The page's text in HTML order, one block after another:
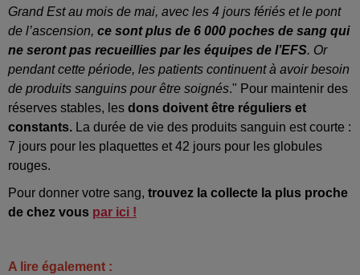
Grand Est au mois de mai, avec les 4 jours fériés et le pont
de l’ascension, ce sont plus de 6 000 poches de sang qui
ne seront pas recueillies par les équipes de l’EFS. Or
pendant cette période, les patients continuent à avoir besoin
de produits sanguins pour être soignés." Pour maintenir des
réserves stables, les dons doivent être réguliers et
constants. La durée de vie des produits sanguin est courte :
7 jours pour les plaquettes et 42 jours pour les globules
rouges.
Pour donner votre sang, trouvez la collecte la plus proche
de chez vous par ici !
A lire également :